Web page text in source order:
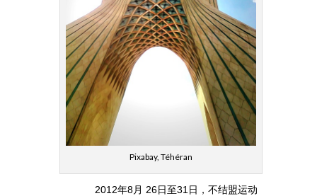
Pixabay, Téhéran
2012年8月 26日至31日，不结盟运动